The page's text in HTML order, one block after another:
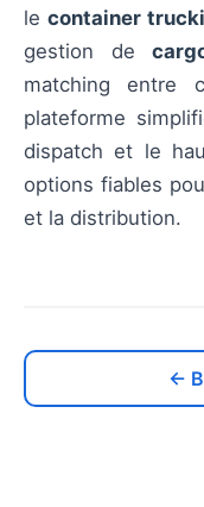
le container
gestion de
matching entre
plateforme
dispatch et le
options fiables
et la distribution.
←